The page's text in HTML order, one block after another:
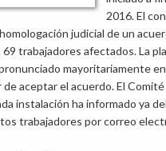
2016. El
judicial de un
trabajadores afectados. La
mayoritariamente en
de aceptar el acuerdo. El
instalación ha informado ya
trabajadores por correo